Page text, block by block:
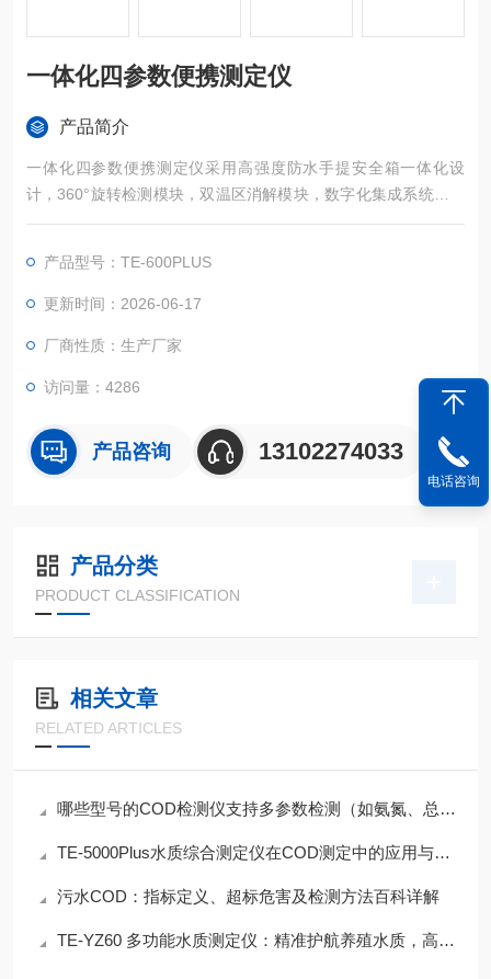
一体化四参数便携测定仪
产品简介
一体化四参数便携测定仪采用高强度防水手提安全箱一体化设
计，360°旋转检测模块，双温区消解模块，数字化集成系统，彩
色液晶触摸屏，光纤检测技术
产品型号：TE-600PLUS
更新时间：2026-06-17
厂商性质：生产厂家
访问量：4286
产品咨询 13102274033
产品分类
PRODUCT CLASSIFICATION
相关文章
RELATED ARTICLES
哪些型号的COD检测仪支持多参数检测（如氨氮、总磷）？
TE-5000Plus水质综合测定仪在COD测定中的应用与技术解析
污水COD：指标定义、超标危害及检测方法百科详解
TE-YZ60 多功能水质测定仪：精准护航养殖水质，高效守护水产安全
电话咨询